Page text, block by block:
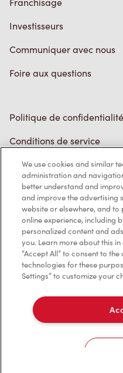
Investisseurs
Communiquer avec nous
Foire aux questions
Conditions de service
Marques de commerce
Accessibilité
Diagnostic
Contactez-nous
TM & © Tim Hortons, 2023
We use cookies and similar
administration and
better understand and
and improve the advertising
website or elsewhere, and
online experience, including
personalized content and
you. Learn more about this
“Accept All” to consent to
technologies for these
Settings” to customize your